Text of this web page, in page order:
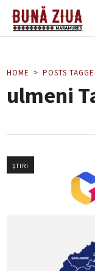
HOME POSTS
ulmeni
ȘTIRI